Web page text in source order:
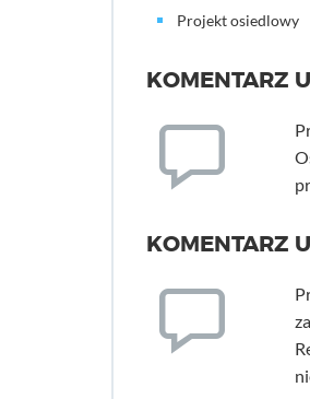
Projekt osiedlowy
KOMENTARZ
KOMENTARZ